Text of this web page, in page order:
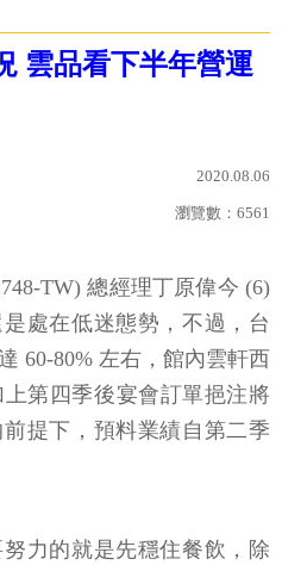
雲品看下半年營運
2020.08.06
瀏覽數： 6561
TW) 總經理丁原偉今 (6)
處在低迷態勢，不過，台
60-80% 左右，館內雲軒西
第四季後宴會訂單挹注將
提下，預料業績自第二季
力的就是先穩住餐飲，除